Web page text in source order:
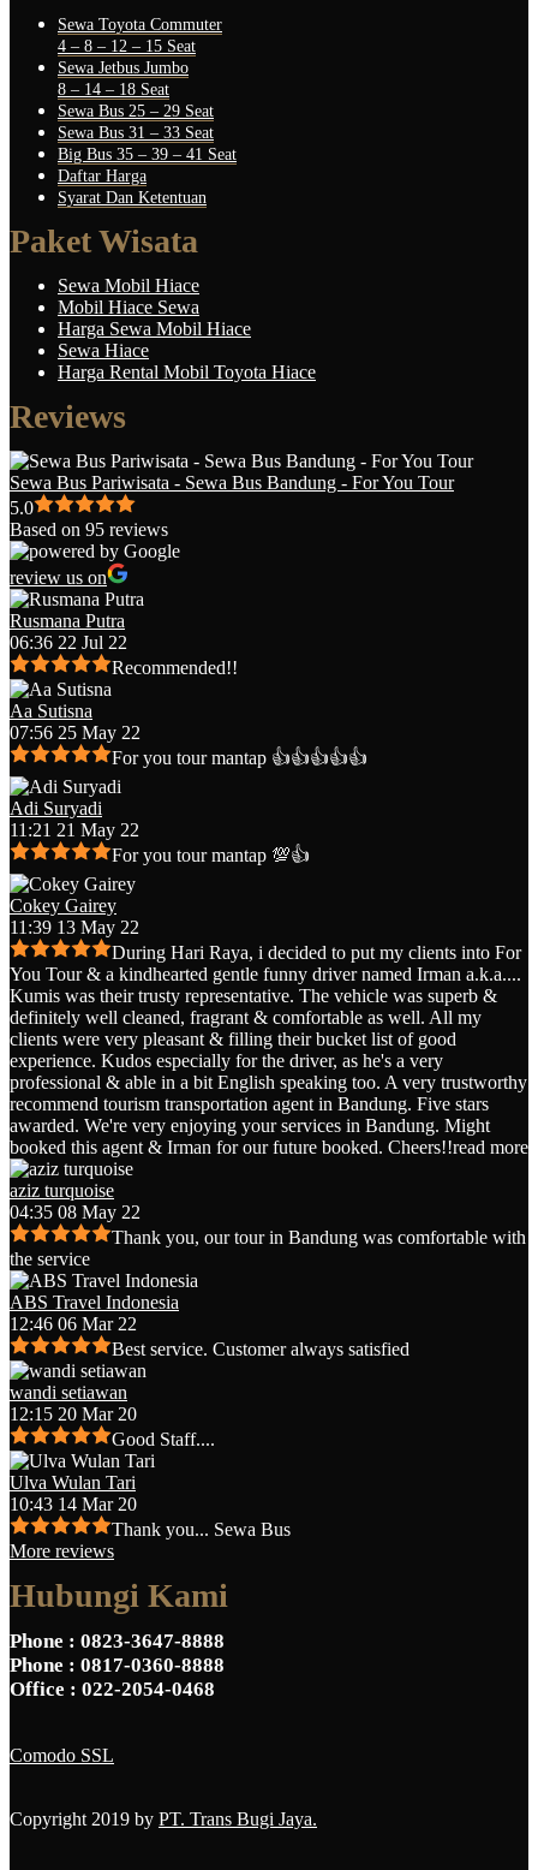
Sewa Toyota Commuter
4 – 8 – 12 – 15 Seat
Sewa Jetbus Jumbo
8 – 14 – 18 Seat
Sewa Bus 25 – 29 Seat
Sewa Bus 31 – 33 Seat
Big Bus 35 – 39 – 41 Seat
Daftar Harga
Syarat Dan Ketentuan
Paket Wisata
Sewa Mobil Hiace
Mobil Hiace Sewa
Harga Sewa Mobil Hiace
Sewa Hiace
Harga Rental Mobil Toyota Hiace
Reviews
Sewa Bus Pariwisata - Sewa Bus Bandung - For You Tour
5.0
Based on 95 reviews
review us on
Rusmana Putra
06:36 22 Jul 22
Recommended!!
Aa Sutisna
07:56 25 May 22
For you tour mantap 👍👍👍👍👍
Adi Suryadi
11:21 21 May 22
For you tour mantap 💯👍
Cokey Gairey
11:39 13 May 22
During Hari Raya, i decided to put my clients into For
You Tour & a kindhearted gentle funny driver named Irman a.k.a....
Kumis was their trusty representative. The vehicle was superb &
definitely well cleaned, fragrant & comfortable as well. All my
clients were very pleasant & filling their bucket list of good
experience. Kudos especially for the driver, as he's a very
professional & able in a bit English speaking too. A very trustworthy
recommend tourism transportation agent in Bandung. Five stars
awarded. We're very enjoying your services in Bandung. Might
booked this agent & Irman for our future booked. Cheers!!read more
aziz turquoise
04:35 08 May 22
Thank you, our tour in Bandung was comfortable with
the service
ABS Travel Indonesia
12:46 06 Mar 22
Best service. Customer always satisfied
wandi setiawan
12:15 20 Mar 20
Good Staff....
Ulva Wulan Tari
10:43 14 Mar 20
Thank you... Sewa Bus
More reviews
Hubungi Kami
Phone : 0823-3647-8888
Phone : 0817-0360-8888
Office : 022-2054-0468
Comodo SSL
Copyright 2019 by PT. Trans Bugi Jaya.